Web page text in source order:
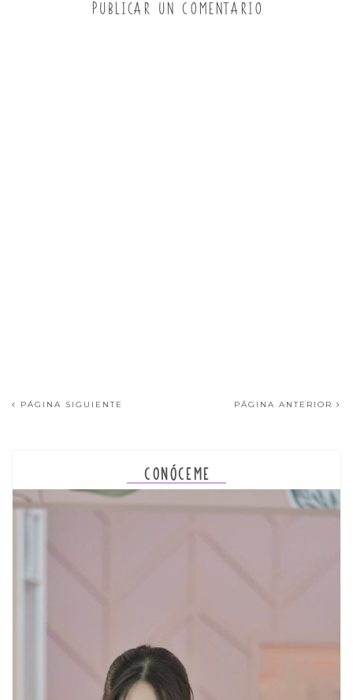
PUBLICAR UN COMENTARIO
PÁGINA SIGUIENTE PÁGINA ANTERIOR
CONÓCEME